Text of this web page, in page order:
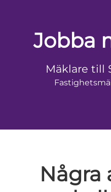
Jobba
Mäklare till
Några